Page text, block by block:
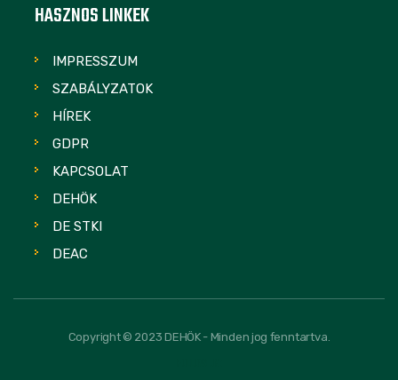
HASZNOS LINKEK
IMPRESSZUM
SZABÁLYZATOK
HÍREK
GDPR
KAPCSOLAT
DEHÖK
DE STKI
DEAC
Copyright © 2023 DEHÖK - Minden jog fenntartva.